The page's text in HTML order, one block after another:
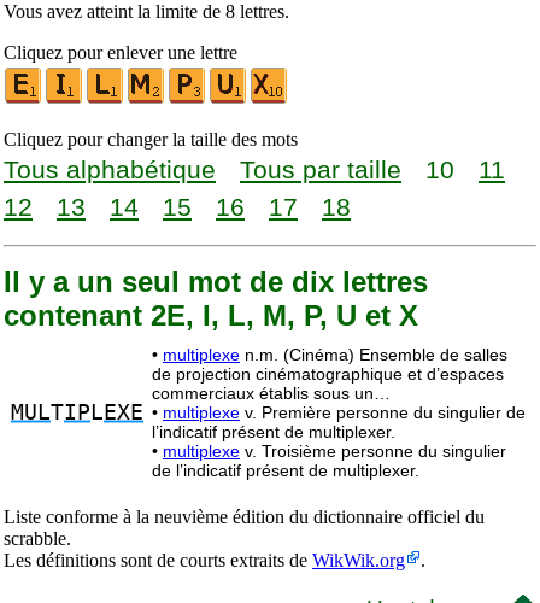
Vous avez atteint la limite de 8 lettres.
Cliquez pour enlever une lettre
Cliquez pour changer la taille des mots
Tous alphabétique Tous par taille 10
11
12
13 14 15 16 17 18
Il y a un seul mot de dix lettres
contenant 2E, I, L, M, P, U et X
MULTIP L EXE
• multiplexe n.m. (Cinéma) Ensemble de salles
de projection cinématographique et d’espaces
commerciaux établis sous un…
• multiplexe v. Première personne du singulier de
l’indicatif présent de multiplexer.
• multiplexe v. Troisième personne du singulier
de l’indicatif présent de multiplexer.
Liste conforme à la neuvième édition du dictionnaire officiel du
scrabble.
Les définitions sont de courts extraits de WikWik.org .